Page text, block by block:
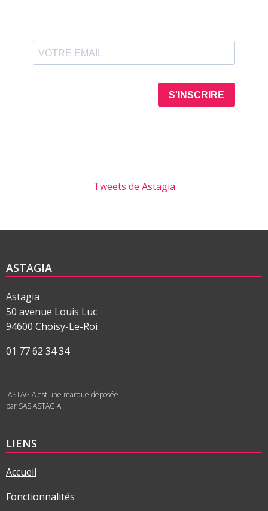
Tweets de Astagia
ASTAGIA
Astagia
50 avenue Louis Luc
94600 Choisy-Le-Roi
01 77 62 34 34
ASTAGIA est une marque déposée
par SAS ASTAGIA
LIENS
Accueil
Fonctionnalités